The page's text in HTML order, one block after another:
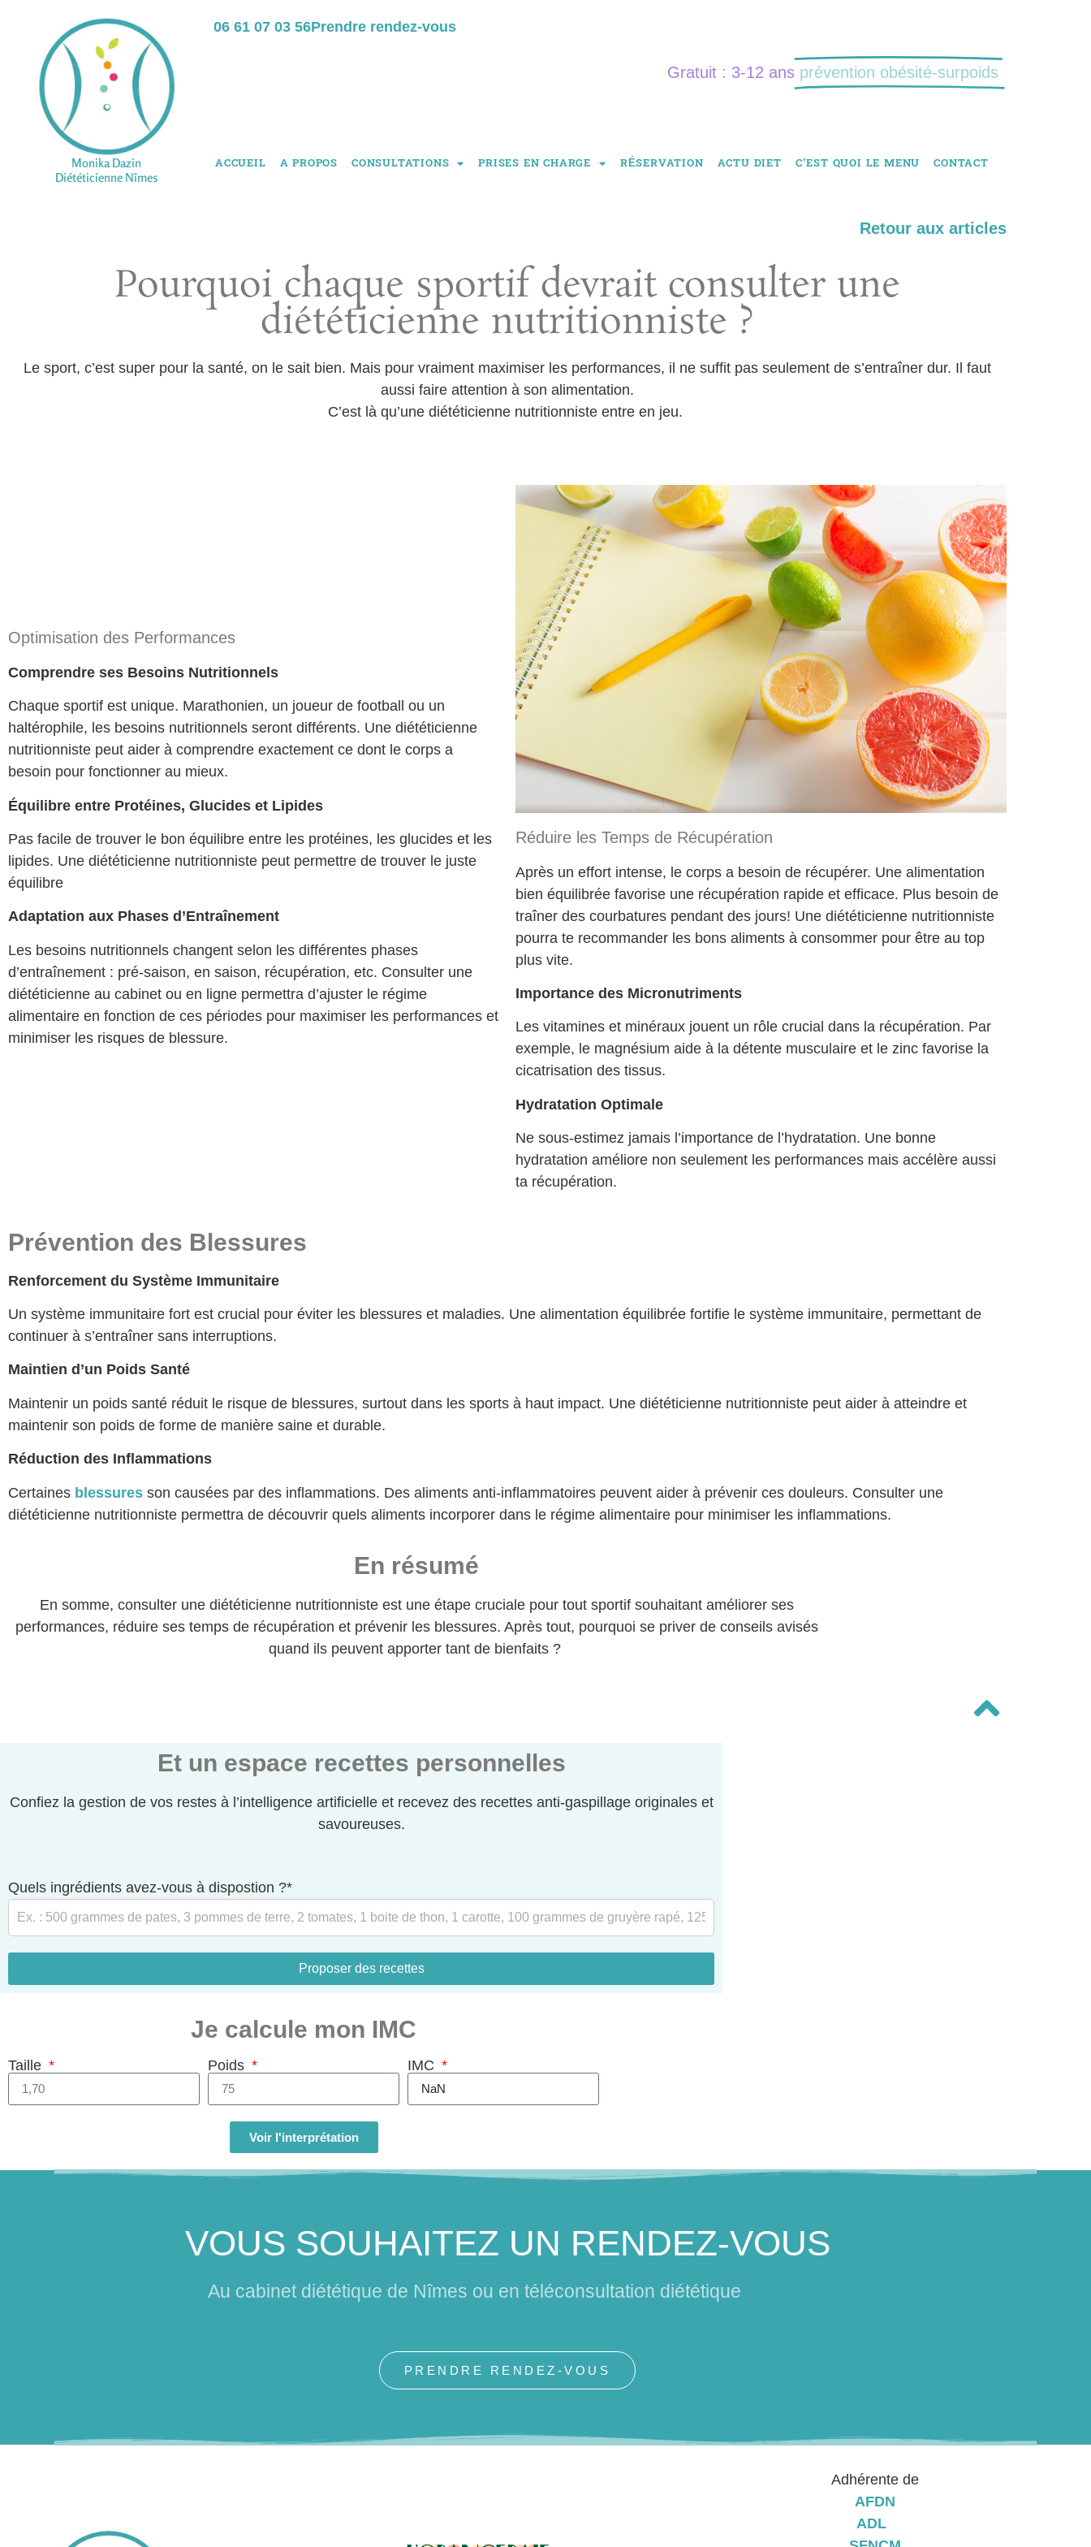
Monika Dazin
Diététicienne Nîmes
06 61 07 03 56Prendre rendez-vous
Gratuit : 3-12 ans prévention obésité-surpoids
ACCUEIL A PROPOS CONSULTATIONS PRISES EN CHARGE RÉSERVATION ACTU DIET C’EST QUOI LE MENU CONTACT
Retour aux articles
Pourquoi chaque sportif devrait consulter une
diététicienne nutritionniste ?
Le sport, c’est super pour la santé, on le sait bien. Mais pour vraiment maximiser les performances, il ne suffit pas seulement de s’entraîner dur. Il faut
aussi faire attention à son alimentation.
C’est là qu’une diététicienne nutritionniste entre en jeu.
Optimisation des Performances
Comprendre ses Besoins Nutritionnels
Chaque sportif est unique. Marathonien, un joueur de football ou un
haltérophile, les besoins nutritionnels seront différents. Une diététicienne
nutritionniste peut aider à comprendre exactement ce dont le corps a
besoin pour fonctionner au mieux.
Équilibre entre Protéines, Glucides et Lipides
Pas facile de trouver le bon équilibre entre les protéines, les glucides et les
lipides. Une diététicienne nutritionniste peut permettre de trouver le juste
équilibre
Adaptation aux Phases d’Entraînement
Les besoins nutritionnels changent selon les différentes phases
d’entraînement : pré-saison, en saison, récupération, etc. Consulter une
diététicienne au cabinet ou en ligne permettra d’ajuster le régime
alimentaire en fonction de ces périodes pour maximiser les performances et
minimiser les risques de blessure.
Réduire les Temps de Récupération
Après un effort intense, le corps a besoin de récupérer. Une alimentation
bien équilibrée favorise une récupération rapide et efficace. Plus besoin de
traîner des courbatures pendant des jours! Une diététicienne nutritionniste
pourra te recommander les bons aliments à consommer pour être au top
plus vite.
Importance des Micronutriments
Les vitamines et minéraux jouent un rôle crucial dans la récupération. Par
exemple, le magnésium aide à la détente musculaire et le zinc favorise la
cicatrisation des tissus.
Hydratation Optimale
Ne sous-estimez jamais l’importance de l’hydratation. Une bonne
hydratation améliore non seulement les performances mais accélère aussi
ta récupération.
Prévention des Blessures
Renforcement du Système Immunitaire
Un système immunitaire fort est crucial pour éviter les blessures et maladies. Une alimentation équilibrée fortifie le système immunitaire, permettant de
continuer à s’entraîner sans interruptions.
Maintien d’un Poids Santé
Maintenir un poids santé réduit le risque de blessures, surtout dans les sports à haut impact. Une diététicienne nutritionniste peut aider à atteindre et
maintenir son poids de forme de manière saine et durable.
Réduction des Inflammations
Certaines blessures son causées par des inflammations. Des aliments anti-inflammatoires peuvent aider à prévenir ces douleurs. Consulter une
diététicienne nutritionniste permettra de découvrir quels aliments incorporer dans le régime alimentaire pour minimiser les inflammations.
En résumé
En somme, consulter une diététicienne nutritionniste est une étape cruciale pour tout sportif souhaitant améliorer ses
performances, réduire ses temps de récupération et prévenir les blessures. Après tout, pourquoi se priver de conseils avisés
quand ils peuvent apporter tant de bienfaits ?
Et un espace recettes personnelles
Confiez la gestion de vos restes à l’intelligence artificielle et recevez des recettes anti-gaspillage originales et
savoureuses.
Quels ingrédients avez-vous à dispostion ?*
Proposer des recettes
Je calcule mon IMC
Taille Poids IMC
Calculez
Voir l'interprétation
VOUS SOUHAITEZ UN RENDEZ-VOUS
Au cabinet diététique de Nîmes ou en téléconsultation diététique
PRENDRE RENDEZ-VOUS
Adhérente de
AFDN
ADL